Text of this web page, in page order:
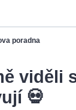
poradna
viděli
💀